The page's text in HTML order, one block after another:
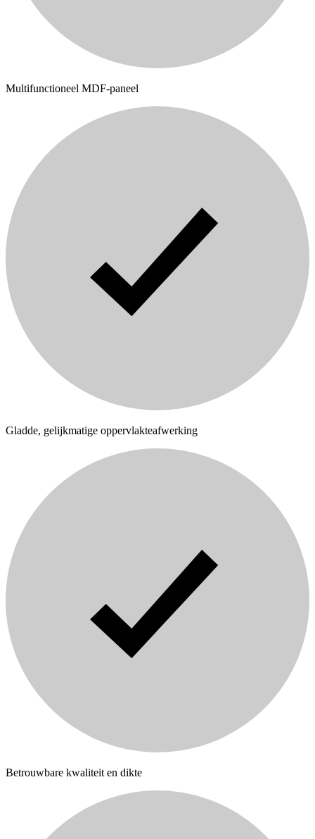
Multifunctioneel MDF-paneel
Gladde, gelijkmatige oppervlakteafwerking
Betrouwbare kwaliteit en dikte